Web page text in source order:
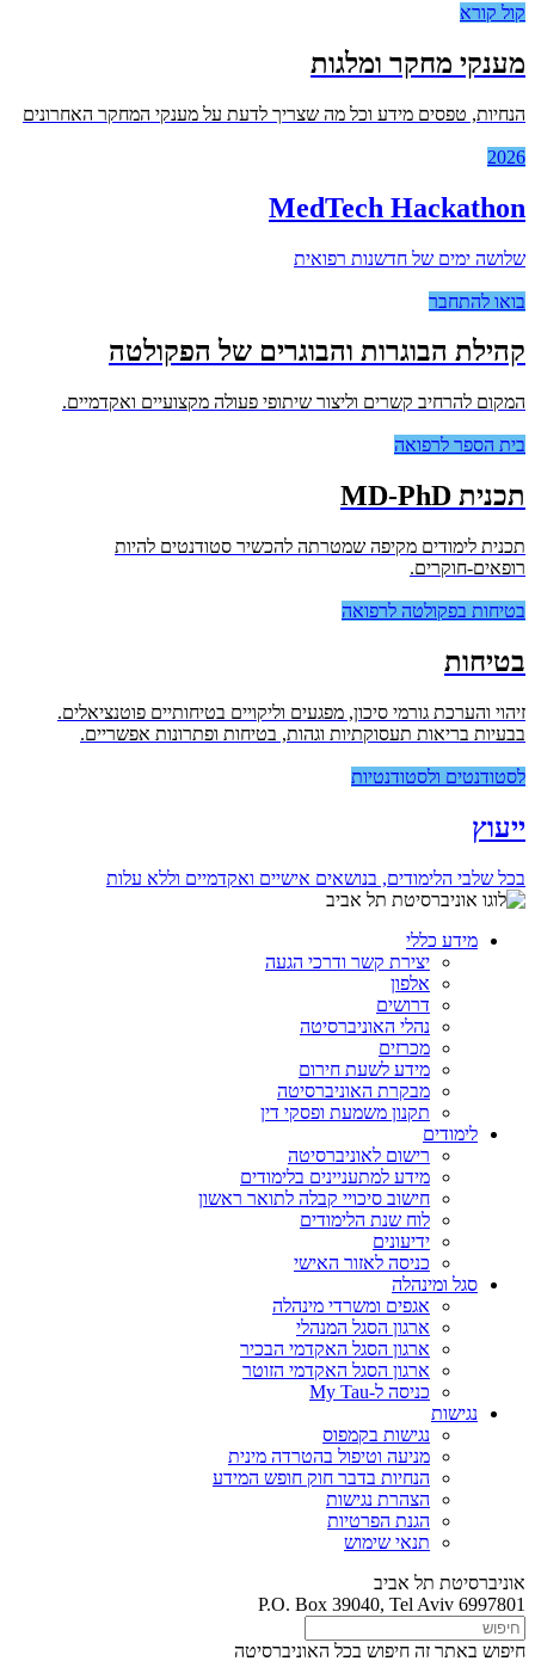
קול קורא
מענקי מחקר ומלגות
הנחיות, טפסים מידע וכל מה שצריך לדעת על מענקי המחקר האחרונים
2026
MedTech Hackathon
שלושה ימים של חדשנות רפואית
בואו להתחבר
קהילת הבוגרות והבוגרים של הפקולטה
המקום להרחיב קשרים וליצור שיתופי פעולה מקצועיים ואקדמיים.
בית הספר לרפואה
תכנית MD-PhD
תכנית לימודים מקיפה שמטרתה להכשיר סטודנטים להיות
רופאים-חוקרים.
בטיחות בפקולטה לרפואה
בטיחות
זיהוי והערכת גורמי סיכון, מפגעים וליקויים בטיחותיים פוטנציאלים.
בבעיות בריאות תעסוקתיות וגהות, בטיחות ופתרונות אפשריים.
לסטודנטים ולסטודנטיות
ייעוץ
בכל שלבי הלימודים, בנושאים אישיים ואקדמיים וללא עלות
מידע כללי
יצירת קשר ודרכי הגעה
אלפון
דרושים
נהלי האוניברסיטה
מכרזים
מידע לשעת חירום
מבקרת האוניברסיטה
תקנון משמעת ופסקי דין
לימודים
רישום לאוניברסיטה
מידע למתעניינים בלימודים
חישוב סיכויי קבלה לתואר ראשון
לוח שנת הלימודים
ידיעונים
כניסה לאזור האישי
סגל ומינהלה
אגפים ומשרדי מינהלה
ארגון הסגל המנהלי
ארגון הסגל האקדמי הבכיר
ארגון הסגל האקדמי הזוטר
כניסה ל-My Tau
נגישות
נגישות בקמפוס
מניעה וטיפול בהטרדה מינית
הנחיות בדבר חוק חופש המידע
הצהרת נגישות
הגנת הפרטיות
תנאי שימוש
אוניברסיטת תל אביב
P.O. Box 39040, Tel Aviv 6997801
חיפוש באתר זה חיפוש בכל האוניברסיטה